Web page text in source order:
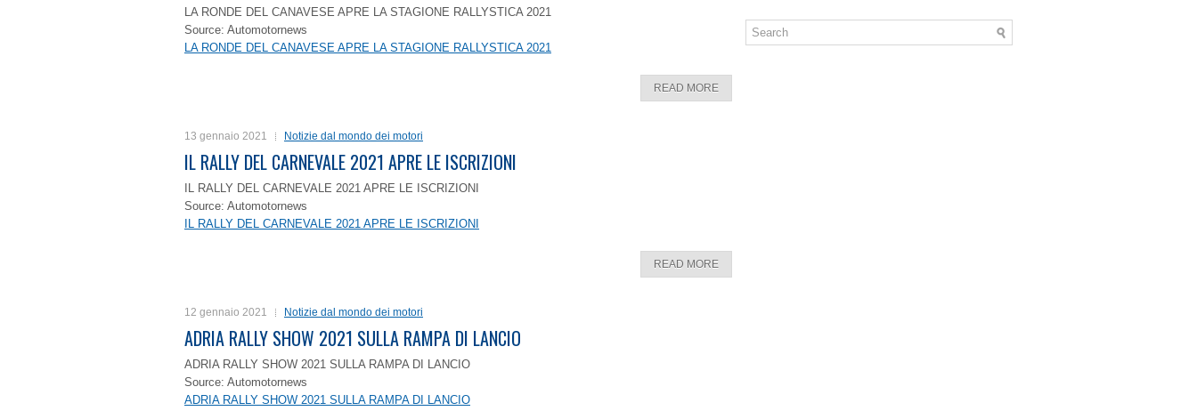
LA RONDE DEL CANAVESE APRE LA STAGIONE RALLYSTICA 2021
Source: Automotornews
LA RONDE DEL CANAVESE APRE LA STAGIONE RALLYSTICA 2021
READ MORE
13 gennaio 2021 Notizie dal mondo dei motori
IL RALLY DEL CARNEVALE 2021 APRE LE ISCRIZIONI
IL RALLY DEL CARNEVALE 2021 APRE LE ISCRIZIONI
Source: Automotornews
IL RALLY DEL CARNEVALE 2021 APRE LE ISCRIZIONI
READ MORE
12 gennaio 2021 Notizie dal mondo dei motori
ADRIA RALLY SHOW 2021 SULLA RAMPA DI LANCIO
ADRIA RALLY SHOW 2021 SULLA RAMPA DI LANCIO
Source: Automotornews
ADRIA RALLY SHOW 2021 SULLA RAMPA DI LANCIO